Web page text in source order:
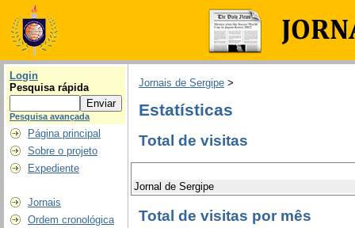
Login
Pesquisa rápida
Pesquisa avançada
Página principal
Sobre o projeto
Expediente
Jornais
Ordem cronológica
Jornais de Sergipe >
Estatísticas
Total de visitas
Jornal de Sergipe
Total de visitas por mês